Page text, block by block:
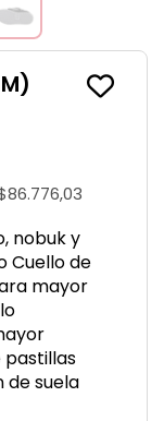
nobuk y
Cuello de
mayor
pastillas
de suela